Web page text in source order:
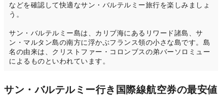
などを確認して快適なサン・バルテルミー旅行を楽しみましょ
う。
サン・バルテルミー島は、カリブ海にあるリワード諸島、サ
ン・マルタン島の南方に浮かぶフランス領の小さな島です。島
名の由来は、クリストファー・コロンブスの弟バーソロミュー
によるものといわれています。
サン・バルテルミー行き国際線航空券の最安値